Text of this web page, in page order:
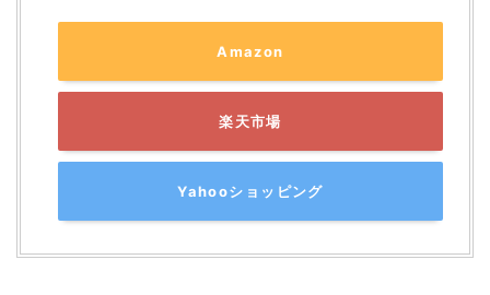
Amazon
楽天市場
Yahooショッピング